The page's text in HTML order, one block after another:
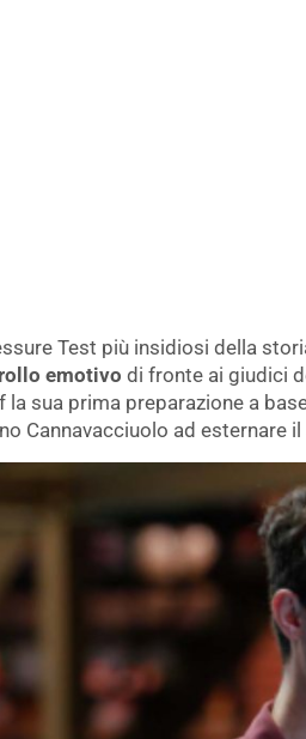
Test più insidiosi della
emotivo di fronte ai giudici
sua prima preparazione a
Cannavacciuolo ad esternare